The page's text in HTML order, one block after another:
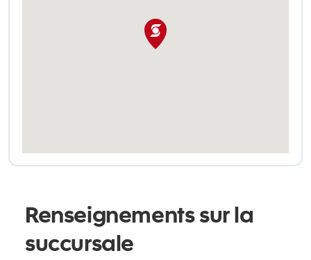
Renseignements sur la
succursale